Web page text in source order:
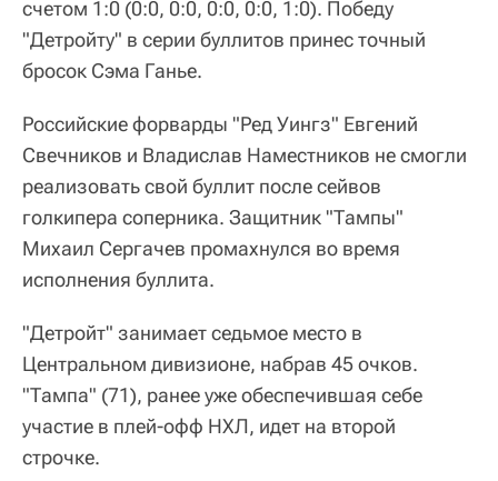
счетом 1:0 (0:0, 0:0, 0:0, 0:0, 1:0). Победу
"Детройту" в серии буллитов принес точный
бросок Сэма Ганье.
Российские форварды "Ред Уингз" Евгений
Свечников и Владислав Наместников не смогли
реализовать свой буллит после сейвов
голкипера соперника. Защитник "Тампы"
Михаил Сергачев промахнулся во время
исполнения буллита.
"Детройт" занимает седьмое место в
Центральном дивизионе, набрав 45 очков.
"Тампа" (71), ранее уже обеспечившая себе
участие в плей-офф НХЛ, идет на второй
строчке.